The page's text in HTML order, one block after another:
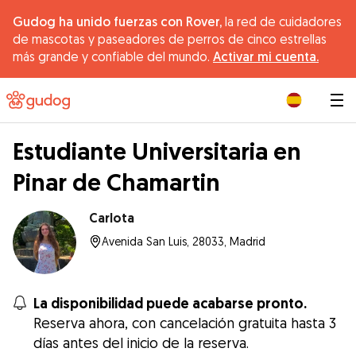
Gudog ha unido fuerzas con Rover, la red de cuidadores
de mascotas y paseadores de perros de cinco estrellas
más grande y confiable del mundo. Activar mi cuenta.
Estudiante Universitaria en
Pinar de Chamartin
Carlota
Avenida San Luis, 28033, Madrid
La disponibilidad puede acabarse pronto.
Reserva ahora, con cancelación gratuita hasta 3
días antes del inicio de la reserva.